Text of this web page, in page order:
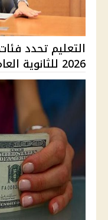
التعليم تحدد
2026 للثانوية العامة بالد...